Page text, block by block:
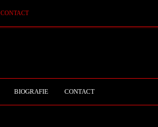
CONTACT
BIOGRAFIE CONTACT